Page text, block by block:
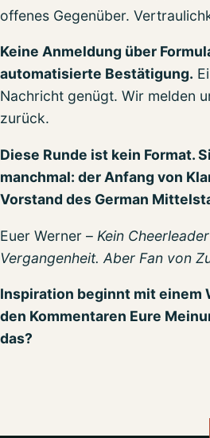
offenes Gegenüber.
Keine Anmeldung über
automatisierte Bestätigung.
Nachricht genügt. Wir melden
zurück.
Diese Runde ist kein Format.
manchmal: der Anfang von
Vorstand des German
Euer Werner – Kein
Vergangenheit. Aber Fan von
Inspiration beginnt mit einem
den Kommentaren Eure
das?